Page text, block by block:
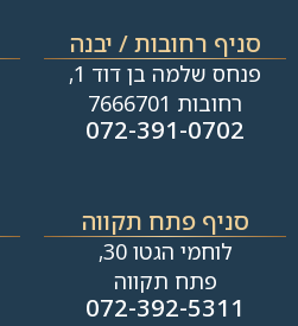
סניף רחובות / יבנה​
פנחס שלמה בן דוד 1,
רחובות 7666701
072-391-0702
סניף פתח תקווה
לוחמי הגטו 30,
פתח תקווה
072-392-5311